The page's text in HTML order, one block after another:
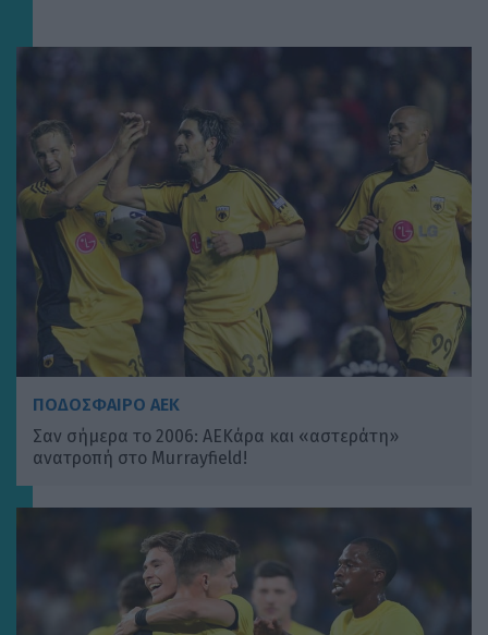
ΠΟΔΟΣΦΑΙΡΟ ΑΕΚ
Σαν σήμερα το 2006: ΑΕΚάρα και «αστεράτη»
ανατροπή στο Murrayfield!